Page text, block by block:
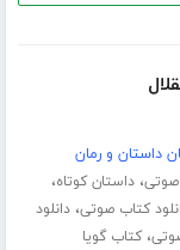
داستان و رمان
صوتی،داستان کوتاه،
کتاب صوتی،دانلود
،کتاب گویا